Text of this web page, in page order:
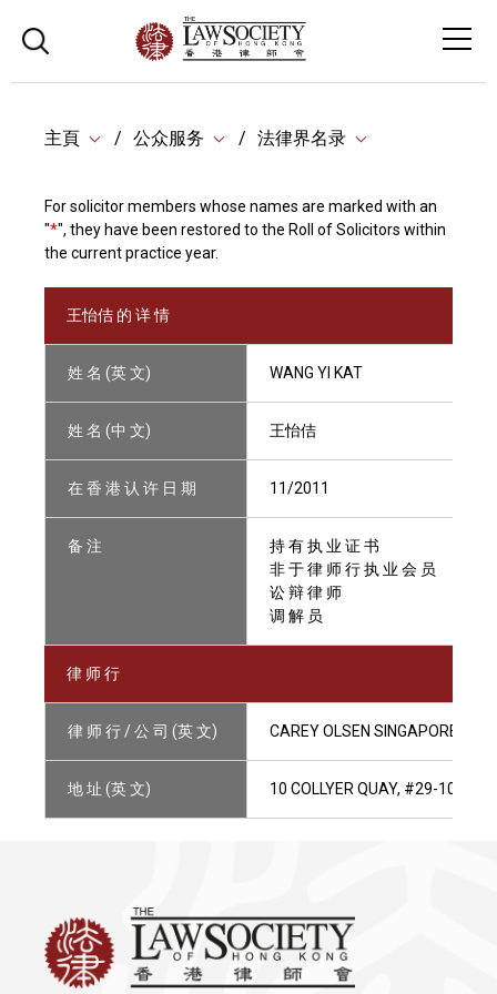
主頁 公众服务 法律界名录
For solicitor members whose names are marked with an
"*", they have been restored to the Roll of Solicitors within
the current practice year.
王怡佶 的 详 情
姓 名 (英 文) WANG YI KAT
姓 名 (中 文) 王怡佶
在 香 港 认 许 日 期 11/2011
备 注
持 有 执 业 证 书
非 于 律 师 行 执 业 会 员
讼 辩 律 师
调 解 员
律 师 行
律 师 行 / 公 司 (英 文) CAREY OLSEN SINGAPORE LLP
地 址 (英 文) 10 COLLYER QUAY, #29-10